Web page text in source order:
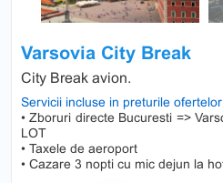
Varsovia City Break
City Break avion.
Servicii incluse in preturile
• Zboruri directe Bucuresti =>
LOT
• Taxele de aeroport
• Cazare 3 nopti cu mic dejun la